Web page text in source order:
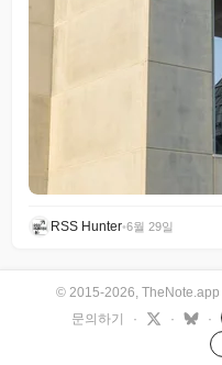
RSS Hunter•6월 29일
© 2015-2026, TheNote.app
문의하기
· · ·